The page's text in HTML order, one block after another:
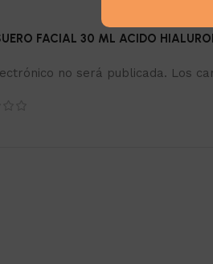
FACIAL 30 ML ACIDO
no será publicada. Los